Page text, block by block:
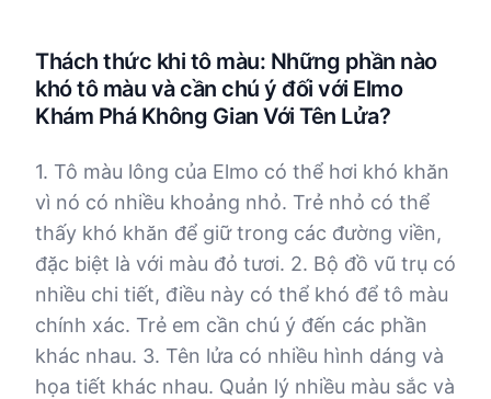
Thách thức khi tô màu: Những phần nào
khó tô màu và cần chú ý đối với Elmo
Khám Phá Không Gian Với Tên Lửa?
1. Tô màu lông của Elmo có thể hơi khó khăn
vì nó có nhiều khoảng nhỏ. Trẻ nhỏ có thể
thấy khó khăn để giữ trong các đường viền,
đặc biệt là với màu đỏ tươi. 2. Bộ đồ vũ trụ có
nhiều chi tiết, điều này có thể khó để tô màu
chính xác. Trẻ em cần chú ý đến các phần
khác nhau. 3. Tên lửa có nhiều hình dáng và
họa tiết khác nhau. Quản lý nhiều màu sắc và